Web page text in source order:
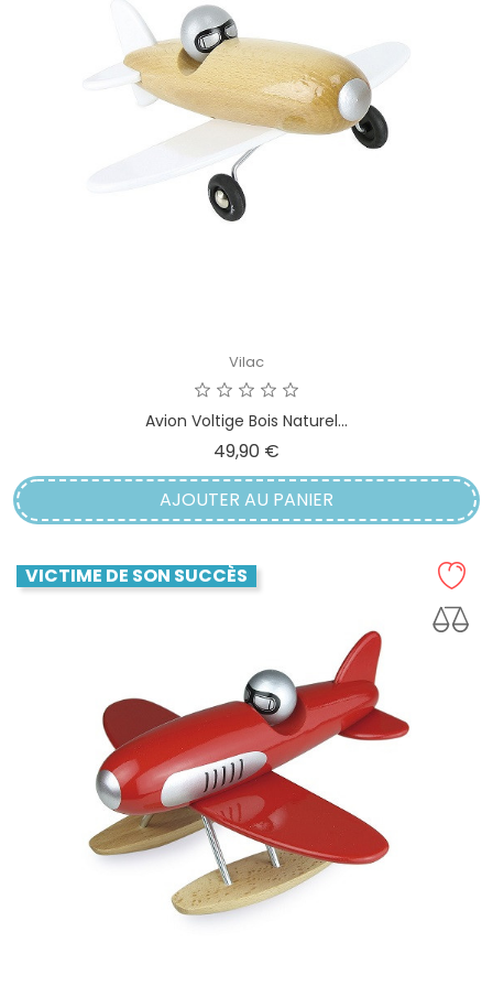
Vilac
Avion Voltige Bois Naturel...
49,90 €
AJOUTER AU PANIER
VICTIME DE SON SUCCÈS